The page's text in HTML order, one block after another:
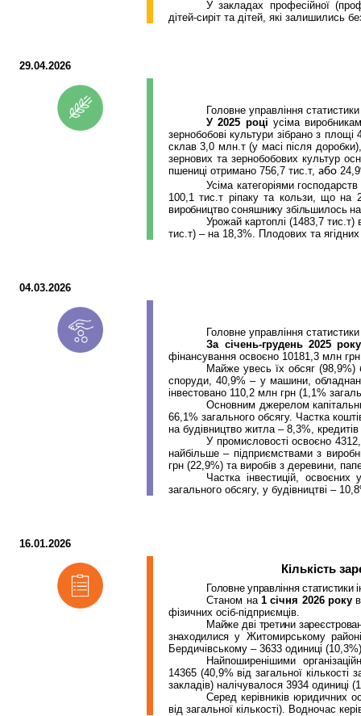
У закладах професійної
дітей-сиріт та дітей, які залишились
29.04.2026
Головне управління
У 2025 році усіма
зернобобові культури зібрано з площі
склав 3,0 млн.т(у масі після
зернових та зернобобових культур
пшениці отримано 756,7 тис.т, або
Усіма категоріями
100,1тис.т ріпаку та кользи, що на
виробництво соняшнику збільшилось
Урожай картоплі (1483,7тис.т)
тис.т) – на 18,3%. Плодових та
04.03.2026
Головне управління
За січень-грудень 2025 року
фінансування освоєно 10181,3 млн грн
Майже увесь їх обсяг (98,9%)
споруди, 40,9% – у машини,
інвестовано 110,2 млн грн (1,1%
Основним джерелом
66,1% загального обсягу. Частка
на будівництво житла – 8,3%,
У промисловості освоєно
найбільше – підприємствами з
грн (22,9%) та виробів з деревини,
Частка інвестицій,
загального обсягу, у будівництві –
16.01.2026
Кількість
Головне управління статистики
Станом на 1 січня 2026 року
фізичних осіб-підприємців.
Майже дві третини
знаходилисяу Житомирському
Бердичівському –3633 одиниці
Найпоширенішими
14365 (40,9% від загальної
закладів) налічувалося 3934 одиниці
Серед керівників юридичних
від загальної кількості). Водночас